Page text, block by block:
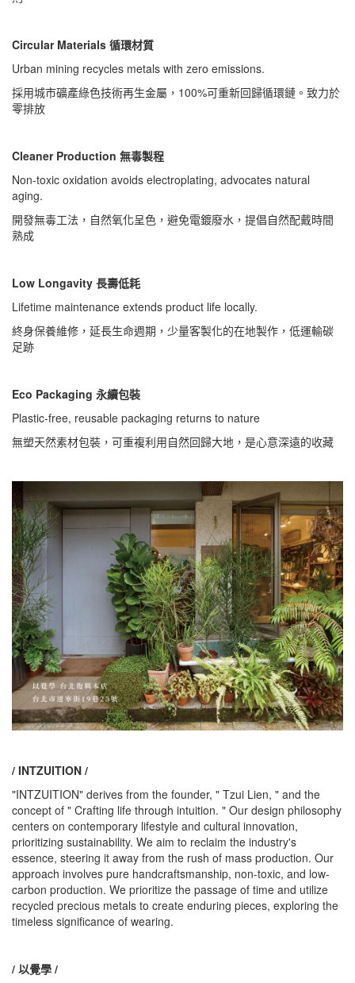
Circular Materials 循環材質
Urban mining recycles metals with zero emissions.
採用城市礦產綠色技術再生金屬，100%可重新回歸循環鏈。致力於
零排放
Cleaner Production 無毒製程
Non-toxic oxidation avoids electroplating, advocates natural
aging.
開發無毒工法，自然氧化呈色，避免電鍍廢水，提倡自然配戴時間
熟成
Low Longavity 長壽低耗
Lifetime maintenance extends product life locally.
終身保養維修，延長生命週期，少量客製化的在地製作，低運輸碳
足跡
Eco Packaging 永續包裝
Plastic-free, reusable packaging returns to nature
無塑天然素材包裝，可重複利用自然回歸大地，是心意深遠的收藏
/ INTZUITION /
"INTZUITION" derives from the founder, " Tzui Lien, " and the
concept of " Crafting life through intuition. " Our design philosophy
centers on contemporary lifestyle and cultural innovation,
prioritizing sustainability. We aim to reclaim the industry's
essence, steering it away from the rush of mass production. Our
approach involves pure handcraftsmanship, non-toxic, and low-
carbon production. We prioritize the passage of time and utilize
recycled precious metals to create enduring pieces, exploring the
timeless significance of wearing.
/ 以覺學 /